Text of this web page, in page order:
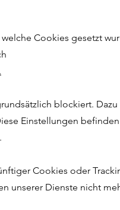
Cookies gesetzt
blockiert.
Einstellungen
Cookies oder
unserer Dienste nicht